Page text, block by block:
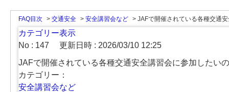
FAQ目次 > 交通安全 > 安全講習会など > JAFで開催されている各種交通
カテゴリー表示
No : 147
更新日時 : 2026/03/10 12:25
JAFで開催されている各種交通安全講習会に参加したい
カテゴリー：
安全講習会など